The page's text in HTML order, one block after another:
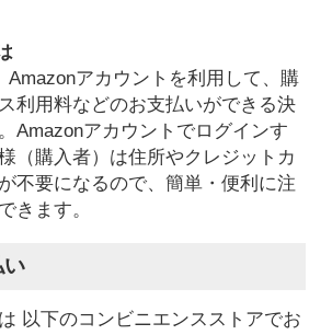
Amazonアカウントを利用して、購
利用料などのお支払いができる決
Amazonアカウントでログインす
（購入者）は住所やクレジットカ
不要になるので、簡単・便利に注
きます。
い
以下のコンビニエンスストアでお